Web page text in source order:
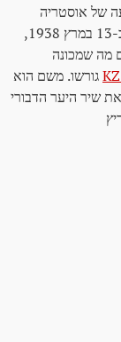
של אוסטריה
החופשית ועצמאית עם הפלישה לוורמכט הגרמני. ב-13 במרץ 1938,
במרץ 1938, נעצר עם מה שמכונה
גורשו. משם הוא
שיר היער הדבורי
פריץ